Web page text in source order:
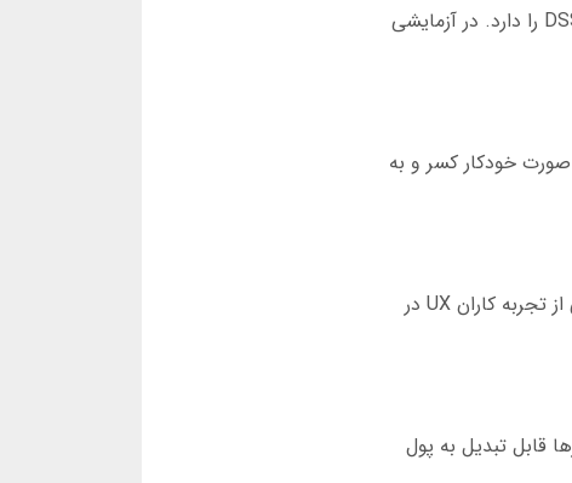
هیچگاه شاهد نشت شماره کارت یا اطلاعات شخصی در یاکی بت نبوده ام. سیستم رمزنگاری این پلتفرم، استاندارد DSS را دارد. در آزمایشی
را راه اندازی کرد. در هر برداشت، ۲.۵ درصد مالیات به صورت خودکار کسر و به
ورود به سایت یاکی بت تا کلیک روی دکمه شروع بازی، تنها ۲.۳ ثانیه طول میکشد. طراحی رابط کاربری توسط تیمی از تجربه کاران UX در
این امتیازها قابل تبدیل به پول